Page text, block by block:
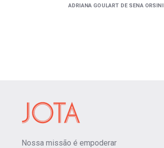
ADRIANA GOULART DE SENA ORSINI
Nossa missão é empoderar